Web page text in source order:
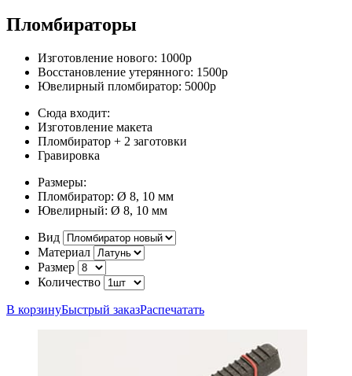
Пломбираторы
Изготовление нового: 1000р
Восстановление утерянного: 1500р
Ювелирный пломбиратор: 5000р
Сюда входит:
Изготовление макета
Пломбиратор + 2 заготовки
Гравировка
Размеры:
Пломбиратор: Ø 8, 10 мм
Ювелирный: Ø 8, 10 мм
Вид
Материал
Размер
Количество
В корзинуБыстрый заказРаспечатать